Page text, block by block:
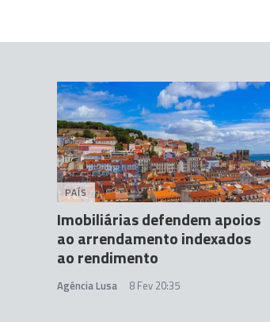
PAÍS
Imobiliárias defendem apoios
ao arrendamento indexados
ao rendimento
Agência Lusa 8 Fev 20:35